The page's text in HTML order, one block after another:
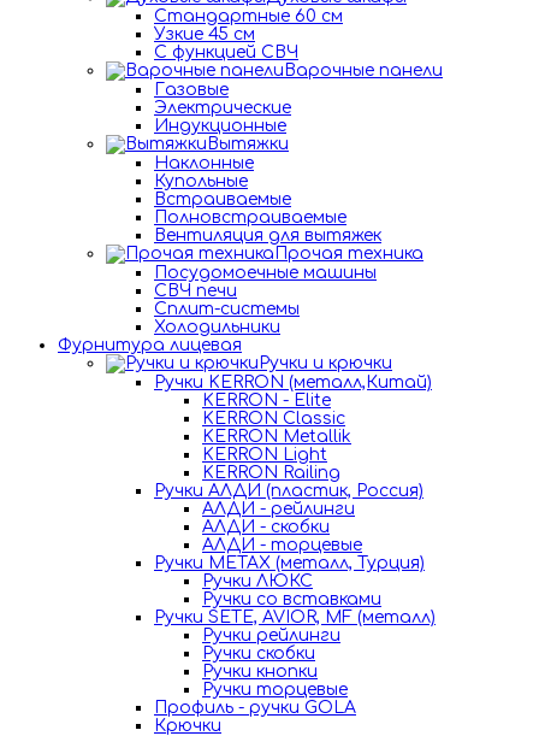
Стандартные 60 см
Узкие 45 см
С функцией СВЧ
Варочные панели
Газовые
Электрические
Индукционные
Вытяжки
Наклонные
Купольные
Встраиваемые
Полновстраиваемые
Вентиляция для вытяжек
Прочая техника
Посудомоечные машины
СВЧ печи
Сплит-системы
Холодильники
Фурнитура лицевая
Ручки и крючки
Ручки KERRON (металл,Китай)
KERRON - Elite
KERRON Classic
KERRON Metallik
KERRON Light
KERRON Railing
Ручки АЛДИ (пластик, Россия)
АЛДИ - рейлинги
АЛДИ - скобки
АЛДИ - торцевые
Ручки METAX (металл, Турция)
Ручки ЛЮКС
Ручки со вставками
Ручки SETE, AVIOR, MF (металл)
Ручки рейлинги
Ручки скобки
Ручки кнопки
Ручки торцевые
Профиль - ручки GOLA
Крючки